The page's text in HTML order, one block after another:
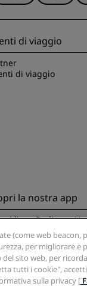
di viaggio
di viaggio
la nostra app
l'app Radisson
(come web beacon,
per migliorare e
del sito web, per
tutti i cookie",
sulla privacy [